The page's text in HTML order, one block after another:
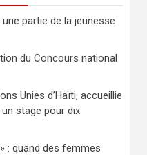
partie de la jeunesse
du Concours national
Unies d’Haïti, accueillie
stage pour dix
: quand des femmes